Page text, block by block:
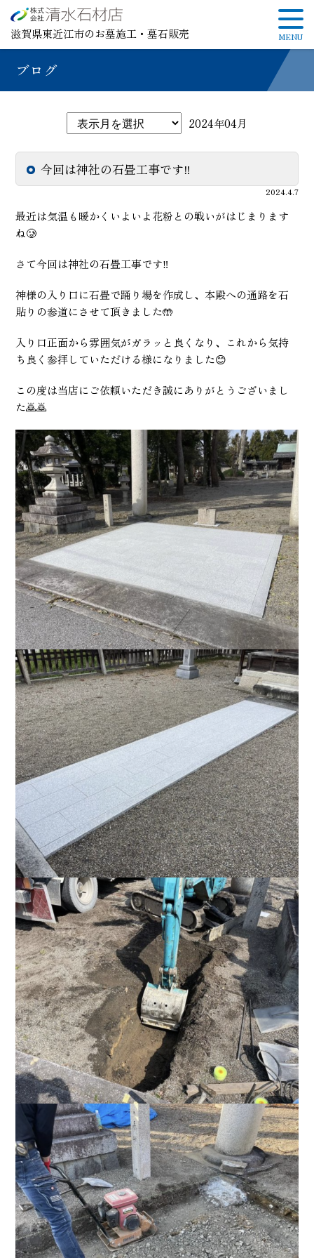
滋賀県東近江市のお墓施工・墓石販売
ブログ
2024年04月
今回は神社の石畳工事です‼️
2024.4.7
最近は気温も暖かくいよいよ花粉との戦いがはじまります
ね🥲
さて今回は神社の石畳工事です‼️
神様の入り口に石畳で踊り場を作成し、本殿への通路を石
貼りの参道にさせて頂きました🤲
入り口正面から雰囲気がガラッと良くなり、これから気持
ち良く参拝していただける様になりました😊
この度は当店にご依頼いただき誠にありがとうございまし
た🙇🙇